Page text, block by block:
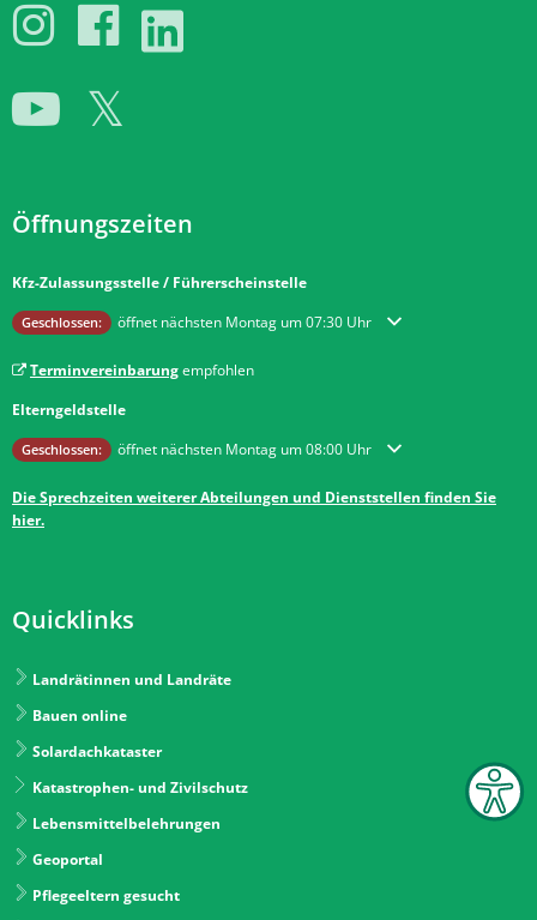
Öffnungszeiten
Kfz-Zulassungsstelle / Führerscheinstelle
Klicken, um weitere Öffnungs- oder Schließzeiten auszublenden
Geschlossen: öffnet nächsten Montag um 07:30 Uhr
Terminvereinbarungempfohlen
Elterngeldstelle
Klicken, um weitere Öffnungs- oder Schließzeiten auszublenden
Geschlossen: öffnet nächsten Montag um 08:00 Uhr
Die Sprechzeiten weiterer Abteilungen und Dienststellen finden Sie
hier.
Quicklinks
Landrätinnen und Landräte
Bauen online
Solardachkataster
Katastrophen- und Zivilschutz
Lebensmittelbelehrungen
Geoportal
Pflegeeltern gesucht